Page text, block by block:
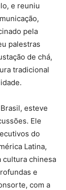
e reuniu
pela
palestras
de chá,
tradicional
esteve
Ele
do
Latina,
cultura chinesa
e
com a